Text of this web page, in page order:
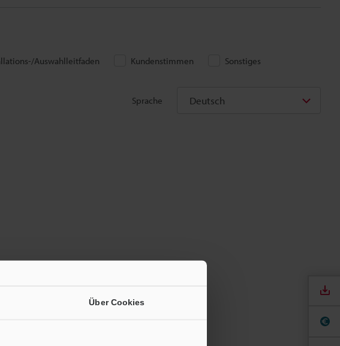
Über Cookies
Auswahlleitfaden Kundenstimmen Sonstiges
Sprache Deutsch